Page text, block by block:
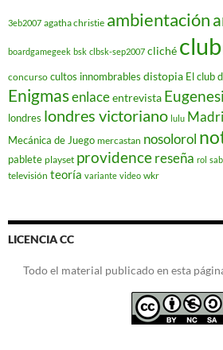
3eb2007 agatha christie ambientación
boardgamegeek bsk clbsk-sep2007 cliché
concurso cultos innombrables distopia El club
Enigmasenlaceentrevista
londres londres victoriano lulu
Mecánica de Juego mercastan nosolorol
pablete playset providencereseña rol
televisión teoría variante video wkr
LICENCIA CC
Todo el material publicado en esta